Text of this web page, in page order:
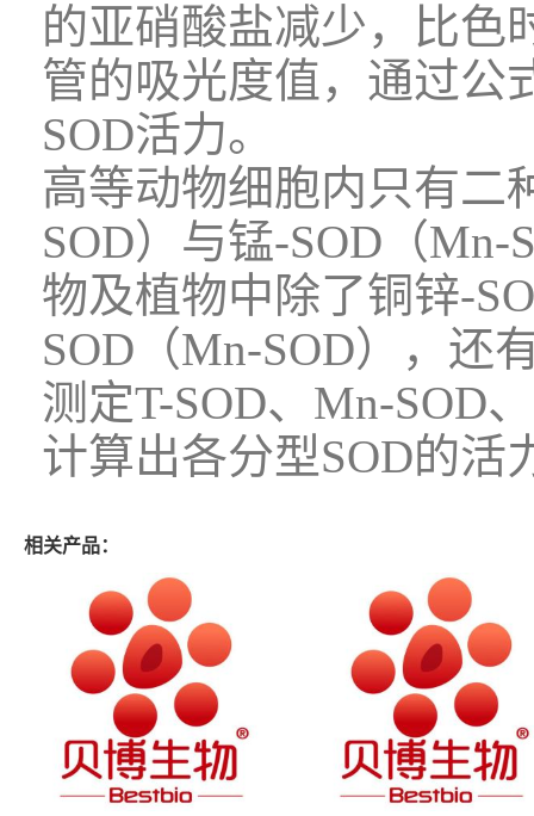
的亚硝酸盐减少，比色
管的吸光度值，通过公
SOD活力。
高等动物细胞内只有二
SOD）与锰-SOD（
物及植物中除了铜锌-
SOD（Mn-SOD），还
测定T-SOD、Mn-SOD
计算出各分型SOD的活
相关产品：